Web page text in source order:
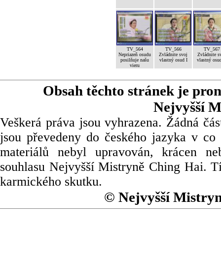
TV_564
Nepriazeň osudu
posilňuje našu
vieru
TV_566
Zvládnite svoj
vlastný osud I
TV_567
Zvládnite
vlastný
Obsah těchto stránek je
Nejvyšší
Veškerá práva jsou vyhrazena. Žádná
jsou převedeny do českého jazyka v
materiálů nebyl upravován, krácen
souhlasu Nejvyšší Mistryně Ching Hai.
karmického skutku.
© Nejvyšší